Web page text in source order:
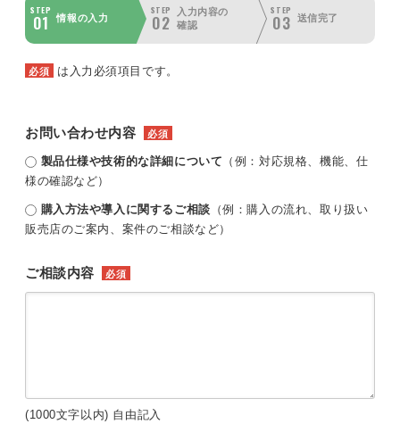
STEP
01 情報の入力
STEP
02
入力内容の
確認
STEP
03 送信完了
必須 は入力必須項目です。
お問い合わせ内容 必須
製品仕様や技術的な詳細について （例：対応規格、機能、仕
様の確認など）
購入方法や導入に関するご相談 （例：購入の流れ、取り扱い
販売店のご案内、案件のご相談など）
ご相談内容 必須
(1000文字以内) 自由記入